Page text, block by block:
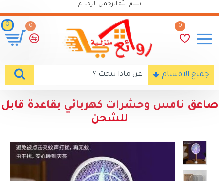
بسم الله الرحمن الرحيـــم
0
0
0
جميع الاقسام
صاعق نامس وحشرات كهربائي بقاعدة قابل
للشحن